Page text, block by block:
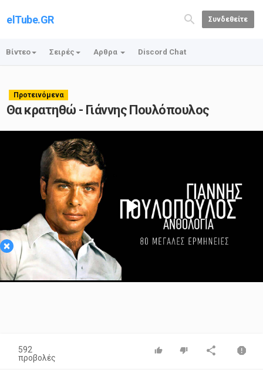
elTube.GR Συνδεθείτε
Βίντεο Σειρές Αρθρα Discord Chat
Προτεινόμενα
Θα κρατηθώ - Γιάννης Πουλόπουλος
×
Play
Video
592
προβολές